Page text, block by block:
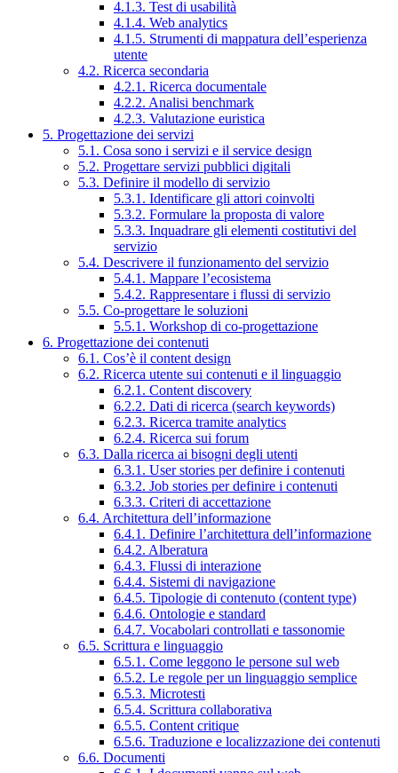
4.1.3. Test di usabilità
4.1.4. Web analytics
4.1.5. Strumenti di mappatura dell’esperienza
utente
4.2. Ricerca secondaria
4.2.1. Ricerca documentale
4.2.2. Analisi benchmark
4.2.3. Valutazione euristica
5. Progettazione dei servizi
5.1. Cosa sono i servizi e il service design
5.2. Progettare servizi pubblici digitali
5.3. Definire il modello di servizio
5.3.1. Identificare gli attori coinvolti
5.3.2. Formulare la proposta di valore
5.3.3. Inquadrare gli elementi costitutivi del
servizio
5.4. Descrivere il funzionamento del servizio
5.4.1. Mappare l’ecosistema
5.4.2. Rappresentare i flussi di servizio
5.5. Co-progettare le soluzioni
5.5.1. Workshop di co-progettazione
6. Progettazione dei contenuti
6.1. Cos’è il content design
6.2. Ricerca utente sui contenuti e il linguaggio
6.2.1. Content discovery
6.2.2. Dati di ricerca (search keywords)
6.2.3. Ricerca tramite analytics
6.2.4. Ricerca sui forum
6.3. Dalla ricerca ai bisogni degli utenti
6.3.1. User stories per definire i contenuti
6.3.2. Job stories per definire i contenuti
6.3.3. Criteri di accettazione
6.4. Architettura dell’informazione
6.4.1. Definire l’architettura dell’informazione
6.4.2. Alberatura
6.4.3. Flussi di interazione
6.4.4. Sistemi di navigazione
6.4.5. Tipologie di contenuto (content type)
6.4.6. Ontologie e standard
6.4.7. Vocabolari controllati e tassonomie
6.5. Scrittura e linguaggio
6.5.1. Come leggono le persone sul web
6.5.2. Le regole per un linguaggio semplice
6.5.3. Microtesti
6.5.4. Scrittura collaborativa
6.5.5. Content critique
6.5.6. Traduzione e localizzazione dei contenuti
6.6. Documenti